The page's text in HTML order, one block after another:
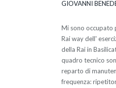
GIOVANNI
Mi sono occupato
Rai way dell'
della Rai in
quadro tecnico
reparto di
frequenza: